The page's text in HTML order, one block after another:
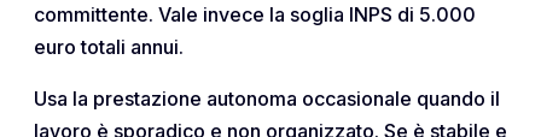
committente. Vale invece la soglia INPS di 5.000
euro totali annui.
Usa la prestazione autonoma occasionale quando il
lavoro è sporadico e non organizzato. Se è stabile e